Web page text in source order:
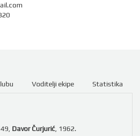
Voditelji ekipe Statistika
Davor Čurjurić, 1962.